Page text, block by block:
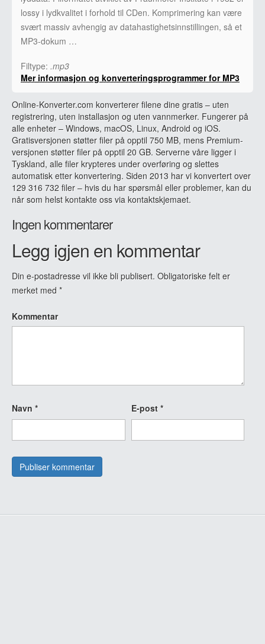
lossy i lydkvalitet i forhold til CDen. Komprimering kan være
svært massiv avhengig av datahastighetsinnstillingen, så et
MP3-dokum …
Filtype: .mp3
Mer informasjon og konverteringsprogrammer for MP3
Online-Konverter.com konverterer filene dine gratis – uten
registrering, uten installasjon og uten vannmerker. Fungerer på
alle enheter – Windows, macOS, Linux, Android og iOS.
Gratisversjonen støtter filer på opptil 750 MB, mens Premium-
versjonen støtter filer på opptil 20 GB. Serverne våre ligger i
Tyskland, alle filer krypteres under overføring og slettes
automatisk etter konvertering. Siden 2013 har vi konvertert over
129 316 732 filer – hvis du har spørsmål eller problemer, kan du
når som helst kontakte oss via kontaktskjemaet.
Ingen kommentarer
Legg igjen en kommentar
Din e-postadresse vil ikke bli publisert. Obligatoriske felt er
merket med *
Kommentar
Navn * E-post *